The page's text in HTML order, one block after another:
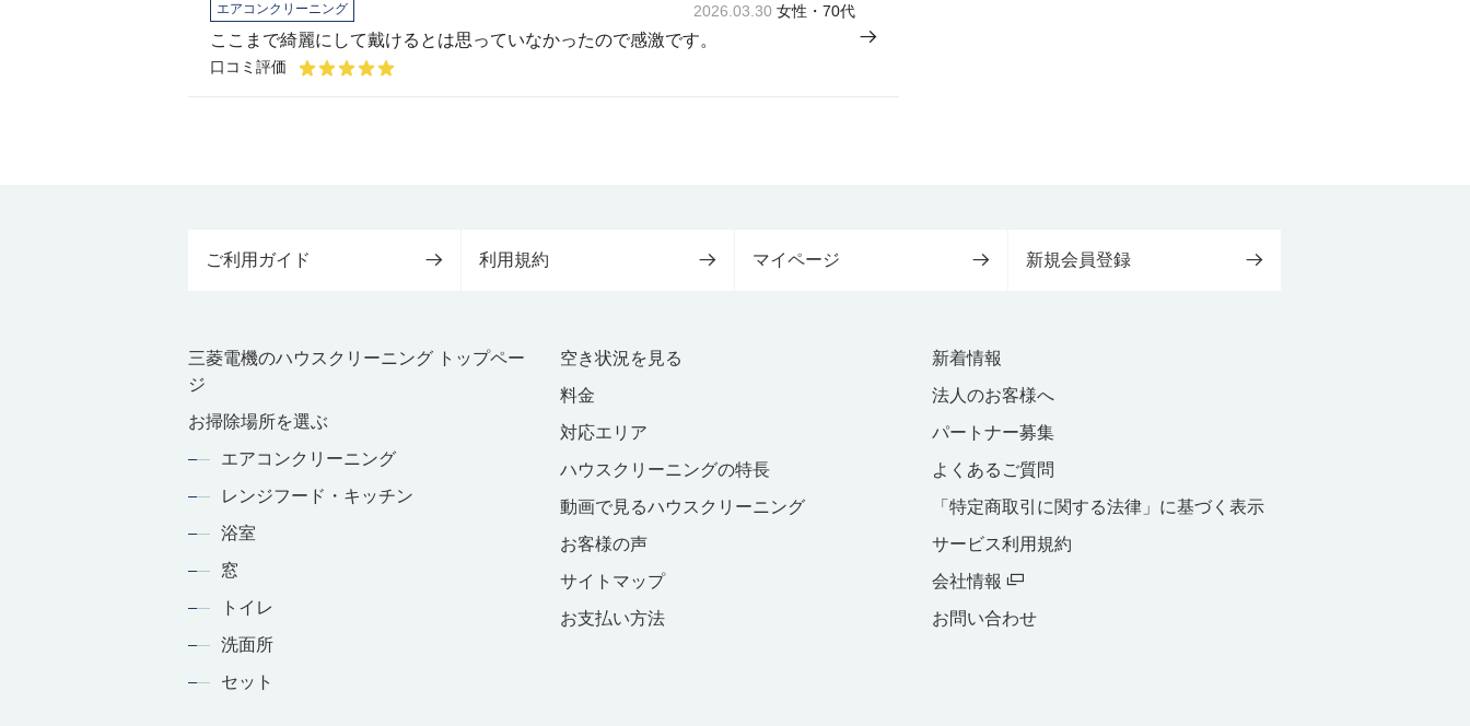
エアコンクリーニング 2026.03.30 女性・70代
ここまで綺麗にして戴けるとは思っていなかったので感激です。
口コミ評価
ご利用ガイド 利用規約 マイページ 新規会員登録
三菱電機のハウスクリーニング トップペー
ジ
お掃除場所を選ぶ
エアコンクリーニング
レンジフード・キッチン
浴室
窓
トイレ
洗面所
セット
空き状況を見る
料金
対応エリア
ハウスクリーニングの特長
動画で見るハウスクリーニング
お客様の声
サイトマップ
お支払い方法
新着情報
法人のお客様へ
パートナー募集
よくあるご質問
「特定商取引に関する法律」に基づく表示
サービス利用規約
会社情報
お問い合わせ